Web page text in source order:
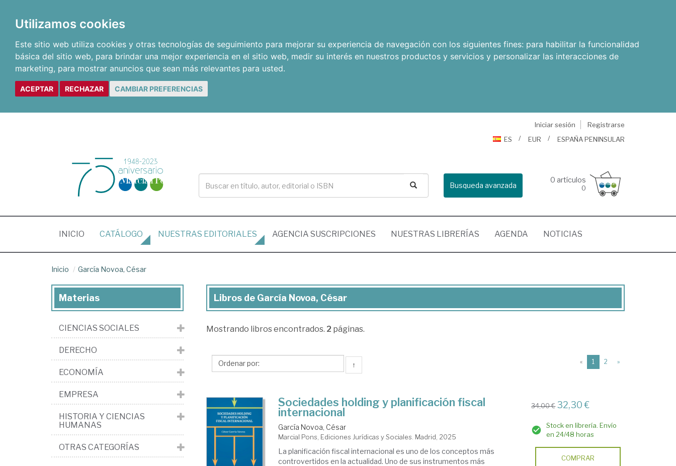
Utilizamos cookies
Este sitio web utiliza cookies y otras tecnologías de seguimiento para mejorar su experiencia de navegación con los siguientes fines: para habilitar la funcionalidad
básica del sitio web, para brindar una mejor experiencia en el sitio web, medir su interés en nuestros productos y servicios y personalizar las interacciones de
marketing, para mostrar anuncios que sean más relevantes para usted.
ACEPTAR RECHAZAR CAMBIAR PREFERENCIAS
Iniciar sesión
Registrarse
ES
EUR ESPAÑA PENINSULAR
Busqueda avanzada
0 artículos
0
INICIO (CURRENT)
CATÁLOGO NUESTRAS EDITORIALES AGENCIA SUSCRIPCIONES NUESTRAS LIBRERÍAS AGENDA NOTICIAS
Inicio García Novoa, César
Libros
García
César
Libros de García Novoa, César
Mostrando libros encontrados. 2 páginas.
↑ « 1 (current)
2 »
Sociedades holding y planificación fiscal
internacional
García Novoa, César
Marcial Pons, Ediciones Jurídicas y Sociales. Madrid, 2025
La planificación fiscal internacional es uno de los conceptos más
controvertidos en la actualidad. Uno de sus instrumentos más
34,00 € 32,30 €
Stock en librería. Envío
en 24/48 horas
COMPRAR
Materias
CIENCIAS SOCIALES
DERECHO
ECONOMÍA
EMPRESA
HISTORIA Y CIENCIAS
HUMANAS
OTRAS CATEGORÍAS